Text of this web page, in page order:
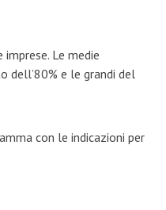
Le medie
dell’80% e le grandi del
con le indicazioni per